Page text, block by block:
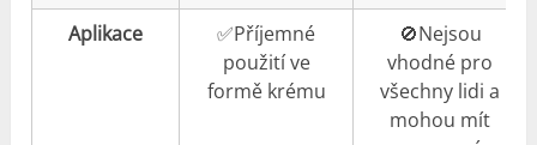
Aplikace
✅Příjemné
použití ve
formě krému
🚫Nejsou
vhodné pro
všechny lidi a
mohou mít